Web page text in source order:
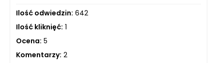
Ilość odwiedzin: 642
Ilość kliknięć: 1
Ocena: 5
Komentarzy: 2